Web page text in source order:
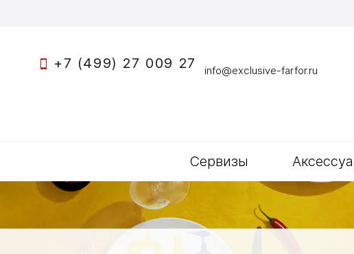
+7 (499) 27 009 27 info@exclusive-farfor.ru
Сервизы